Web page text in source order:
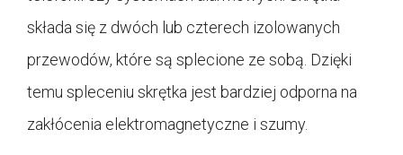
składa się z dwóch lub czterech izolowanych
przewodów, które są splecione ze sobą. Dzięki
temu spleceniu skrętka jest bardziej odporna na
zakłócenia elektromagnetyczne i szumy.